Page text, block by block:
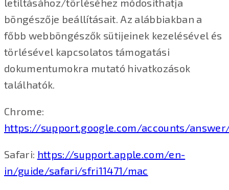
letiltásához/törléséhez módosíthatja
böngészője beállításait. Az alábbiakban a
főbb webböngészők sütijeinek kezelésével és
törlésével kapcsolatos támogatási
dokumentumokra mutató hivatkozások
találhatók.
Chrome:
https://support.google.com/accounts/
Safari: https://support.apple.com/en-
in/guide/safari/sfri11471/mac